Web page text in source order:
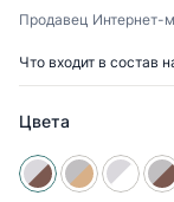
Продавец Интернет-
Что входит в состав
Цвета